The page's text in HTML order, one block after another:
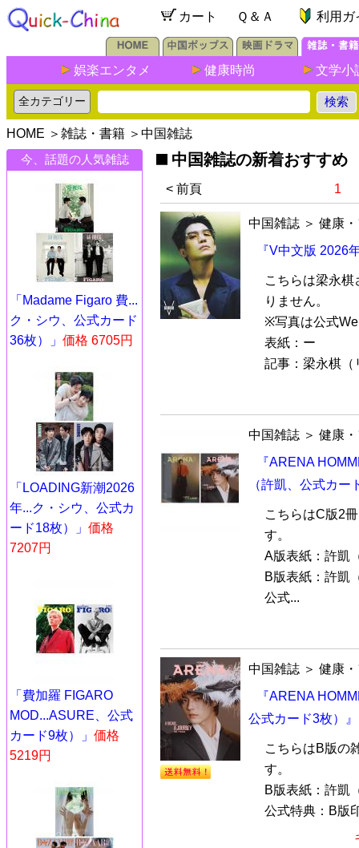
カート Ｑ＆Ａ 利用ガ
娯楽エンタメ 健康時尚 文学小
HOME ＞ 雑誌・書籍 ＞ 中国雑誌
今、話題の人気雑誌
「Madame Figaro 費...
ク・シウ、公式カード
36枚）」 価格 6705円
「LOADING新潮2026
年...ク・シウ、公式カ
ード18枚）」 価格
7207円
「費加羅 FIGARO
MOD...ASURE、公式
カード9枚）」 価格
5219円
中国雑誌の新着おすすめ
< 前頁 1
中国雑誌 ＞ 健康
『V中文版 2026
こちらは梁永
りません。
※写真は公式
表紙：ー
記事：梁永棋（
中国雑誌 ＞ 健康
『ARENA
（許凱、公式カー
こちらはC版2
す。
A版表紙：許凱
B版表紙：許凱
公式...
中国雑誌 ＞ 健康
『ARENA
公式カード3枚）』
こちらはB版の
す。
B版表紙：許凱
公式特典：B版